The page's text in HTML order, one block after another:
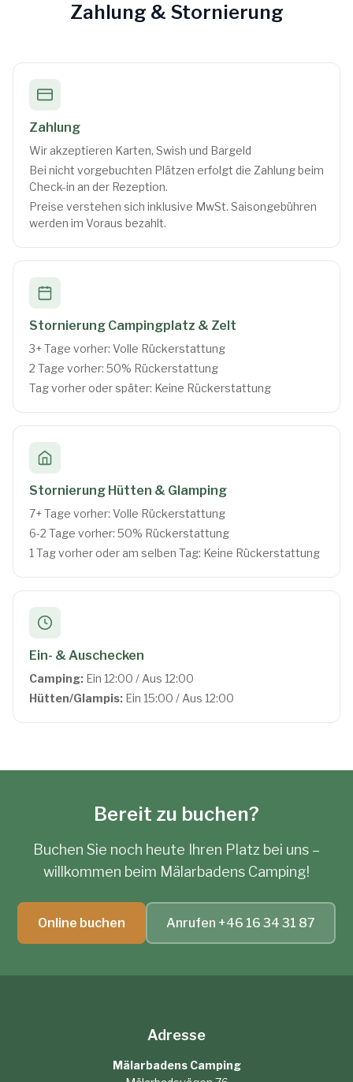
Zahlung & Stornierung
Zahlung
Wir akzeptieren Karten, Swish und Bargeld
Bei nicht vorgebuchten Plätzen erfolgt die Zahlung beim
Check-in an der Rezeption.
Preise verstehen sich inklusive MwSt. Saisongebühren
werden im Voraus bezahlt.
Stornierung Campingplatz & Zelt
3+ Tage vorher: Volle Rückerstattung
2 Tage vorher: 50% Rückerstattung
Tag vorher oder später: Keine Rückerstattung
Stornierung Hütten & Glamping
7+ Tage vorher: Volle Rückerstattung
6-2 Tage vorher: 50% Rückerstattung
1 Tag vorher oder am selben Tag: Keine Rückerstattung
Ein- & Auschecken
Camping: Ein 12:00 / Aus 12:00
Hütten/Glampis: Ein 15:00 / Aus 12:00
Bereit zu buchen?
Buchen Sie noch heute Ihren Platz bei uns –
willkommen beim Mälarbadens Camping!
Online buchen Anrufen +46 16 34 31 87
Adresse
Mälarbadens Camping